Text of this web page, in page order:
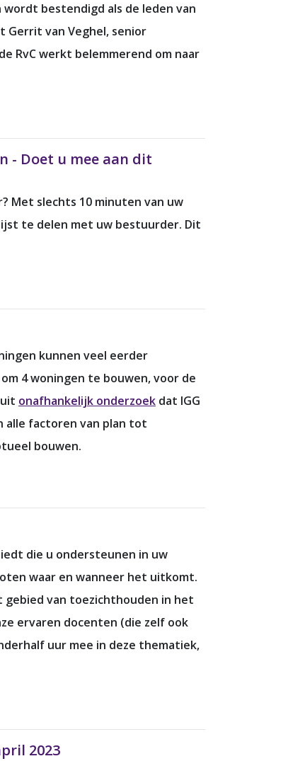
bestendigd als de leden van
Gerrit van Veghel, senior
RvC werkt belemmerend om naar
- Doet u mee aan dit
Met slechts 10 minuten van uw
te delen met uw bestuurder. Dit
kunnen veel eerder
4 woningen te bouwen, voor de
onafhankelijk onderzoek dat IGG
alle factoren van plan tot
bouwen.
die u ondersteunen in uw
waar en wanneer het uitkomt.
gebied van toezichthouden in het
ervaren docenten (die zelf ook
uur mee in deze thematiek,
2023